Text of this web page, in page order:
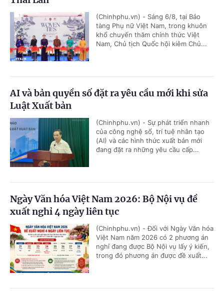
(Chinhphu.vn) - Sáng 6/8, tại Bảo
tàng Phụ nữ Việt Nam, trong khuôn
khổ chuyến thăm chính thức Việt
Nam, Chủ tịch Quốc hội kiêm Chủ...
AI và bản quyền số đặt ra yêu cầu mới khi sửa
Luật Xuất bản
(Chinhphu.vn) - Sự phát triển nhanh
của công nghệ số, trí tuệ nhân tạo
(AI) và các hình thức xuất bản mới
đang đặt ra những yêu cầu cấp...
Ngày Văn hóa Việt Nam 2026: Bộ Nội vụ đề
xuất nghỉ 4 ngày liên tục
(Chinhphu.vn) - Đối với Ngày Văn hóa
Việt Nam năm 2026 có 2 phương án
nghỉ đang được Bộ Nội vụ lấy ý kiến,
trong đó phương án được đề xuất...